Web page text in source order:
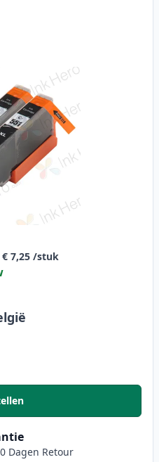
€ 7,25 /stuk
te passen
,2 stuks Canon CLI-551XL
Dagen Retour